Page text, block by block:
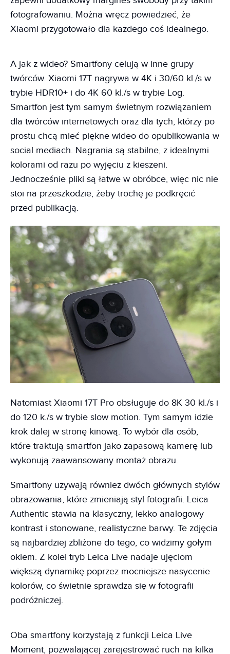
fotografowaniu. Można wręcz powiedzieć, że
Xiaomi przygotowało dla każdego coś idealnego.
A jak z wideo? Smartfony celują w inne grupy
twórców. Xiaomi 17T nagrywa w 4K i 30/60 kl./s w
trybie HDR10+ i do 4K 60 kl./s w trybie Log.
Smartfon jest tym samym świetnym rozwiązaniem
dla twórców internetowych oraz dla tych, którzy po
prostu chcą mieć piękne wideo do opublikowania w
social mediach. Nagrania są stabilne, z idealnymi
kolorami od razu po wyjęciu z kieszeni.
Jednocześnie pliki są łatwe w obróbce, więc nic nie
stoi na przeszkodzie, żeby trochę je podkręcić
przed publikacją.
Natomiast Xiaomi 17T Pro obsługuje do 8K 30 kl./s i
do 120 k./s w trybie slow motion. Tym samym idzie
krok dalej w stronę kinową. To wybór dla osób,
które traktują smartfon jako zapasową kamerę lub
wykonują zaawansowany montaż obrazu.
Smartfony używają również dwóch głównych stylów
obrazowania, które zmieniają styl fotografii. Leica
Authentic stawia na klasyczny, lekko analogowy
kontrast i stonowane, realistyczne barwy. Te zdjęcia
są najbardziej zbliżone do tego, co widzimy gołym
okiem. Z kolei tryb Leica Live nadaje ujęciom
większą dynamikę poprzez mocniejsze nasycenie
kolorów, co świetnie sprawdza się w fotografii
podróżniczej.
Oba smartfony korzystają z funkcji Leica Live
Moment, pozwalającej zarejestrować ruch na kilka